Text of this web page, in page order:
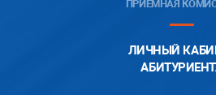
ПРИЁМНАЯ
ЛИЧНЫЙ